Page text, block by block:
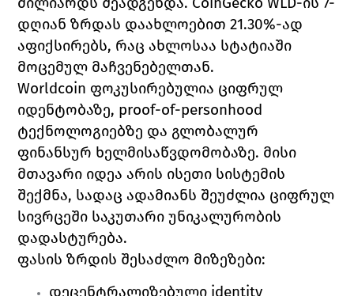
დღიან ზრდას დაახლოებით 21.30%-ად
აფიქსირებს, რაც ახლოსაა სტატიაში
მოცემულ მაჩვენებელთან.
Worldcoin ფოკუსირებულია ციფრულ
იდენტობაზე, proof-of-personhood
ტექნოლოგიებზე და გლობალურ
ფინანსურ ხელმისაწვდომობაზე. მისი
მთავარი იდეა არის ისეთი სისტემის
შექმნა, სადაც ადამიანს შეუძლია ციფრულ
სივრცეში საკუთარი უნიკალურობის
დადასტურება.
ფასის ზრდის შესაძლო მიზეზები:
დეცენტრალიზებული identity